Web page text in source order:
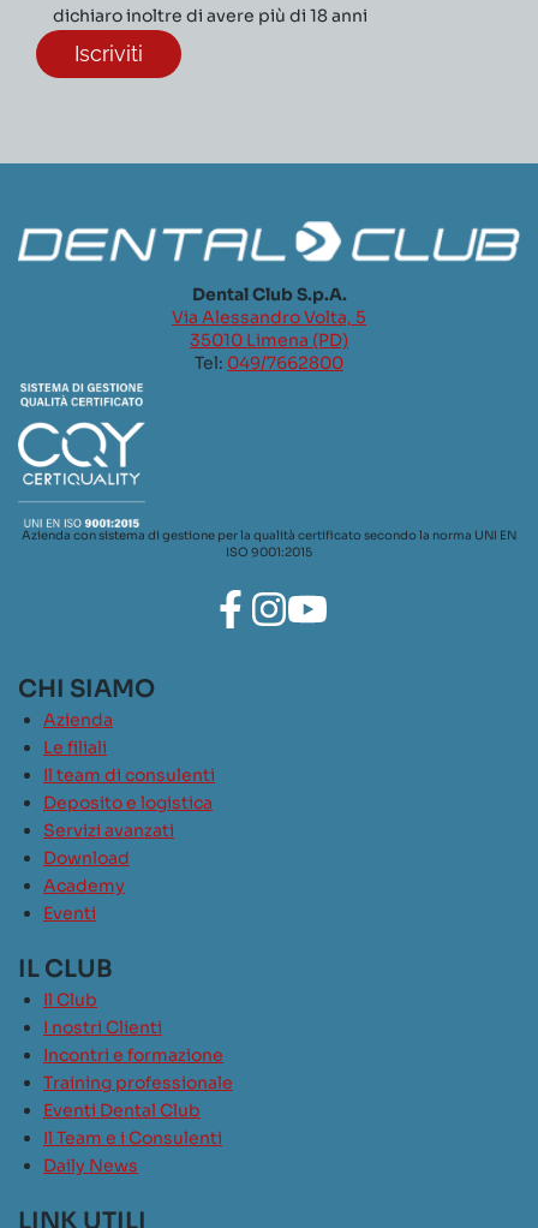
dichiaro inoltre di avere più di 18 anni
Dental Club S.p.A.
Via Alessandro Volta, 5
35010 Limena (PD)
Tel: 049/7662800
Azienda con sistema di gestione per la qualità certificato secondo la norma UNI EN
ISO 9001:2015
CHI SIAMO
Azienda
Le filiali
Il team di consulenti
Deposito e logistica
Servizi avanzati
Download
Academy
Eventi
IL CLUB
Il Club
I nostri Clienti
Incontri e formazione
Training professionale
Eventi Dental Club
Il Team e i Consulenti
Daily News
LINK UTILI